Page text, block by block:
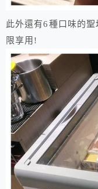
此外還有6種口味的
限享用!